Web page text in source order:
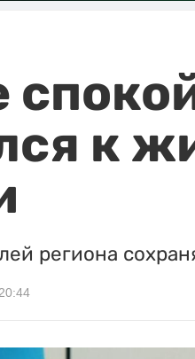
к
региона